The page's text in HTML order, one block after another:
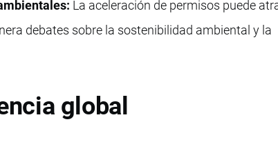
La aceleración de permisos puede
debates sobre la sostenibilidad ambiental y la
global